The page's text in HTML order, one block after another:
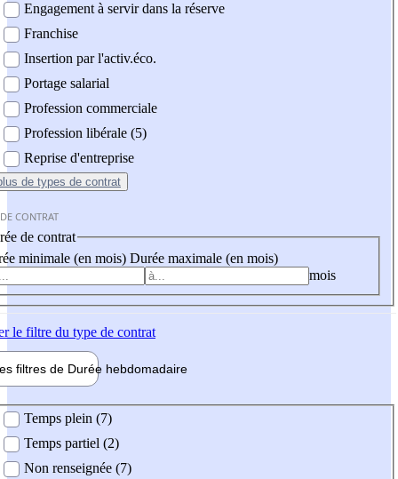
Engagement à servir dans la réserve
Franchise
Insertion par l'activ.éco.
Portage salarial
Profession commerciale
Profession libérale (5)
Reprise d'entreprise
de types de contrat
CONTRAT
de contrat
minimale (en mois) Durée maximale (en mois)
mois
le filtre du type de contrat
filtres de Durée hebdomadaire
Temps plein (7)
Temps partiel (2)
Non renseignée (7)